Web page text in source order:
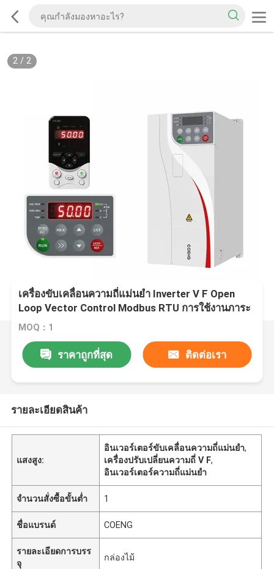
2/ 2
เครื่องขับเคลื่อนความถี่แม่นยํา Inverter V F Open
Loop Vector Control Modbus RTU การใช้งานภาระ
หนัก
MOQ：1
ราคาถูกที่สุด ติดต่อเรา
รายละเอียดสินค้า
แสงสูง:
อินเวอร์เตอร์ขับเคลื่อนความถี่แม่นยํา,
เครื่องปรับเปลี่ยนความถี่ V F,
อินเวอร์เตอร์ความถี่แม่นยํา
จำนวนสั่งซื้อขั้นต่ำ 1
ชื่อแบรนด์ COENG
รายละเอียดการบรร
จุ
กล่องไม้